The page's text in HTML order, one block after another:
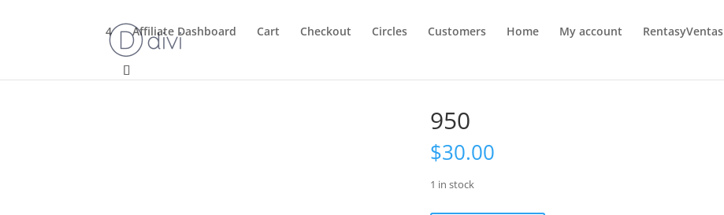
4 Affiliate Dashboard Cart Checkout Circles Customers Home My account RentasyVentas
950
$30.00
1 in stock